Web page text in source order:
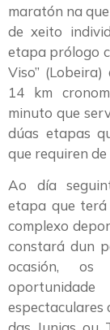
maratón na
de xeito
etapa prólogo
Viso”
14 km
minuto que
dúas etapas
que requiren de
Ao día
etapa que terá
complexo
constará dun
ocasión, os
espectaculares